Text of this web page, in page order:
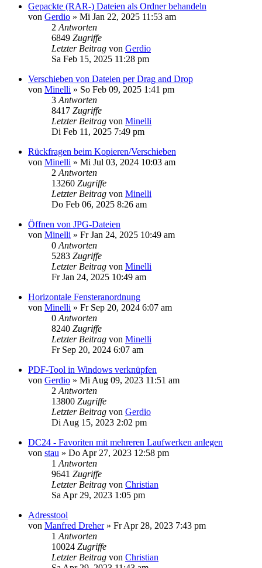
Gepackte (RAR-) Dateien als Ordner behandeln
von Gerdio » Mi Jan 22, 2025 11:53 am
2 Antworten
6849 Zugriffe
Letzter Beitrag von Gerdio
Sa Feb 15, 2025 11:28 pm
Verschieben von Dateien per Drag and Drop
von Minelli » So Feb 09, 2025 1:41 pm
3 Antworten
8417 Zugriffe
Letzter Beitrag von Minelli
Di Feb 11, 2025 7:49 pm
Rückfragen beim Kopieren/Verschieben
von Minelli » Mi Jul 03, 2024 10:03 am
2 Antworten
13260 Zugriffe
Letzter Beitrag von Minelli
Do Feb 06, 2025 8:26 am
Öffnen von JPG-Dateien
von Minelli » Fr Jan 24, 2025 10:49 am
0 Antworten
5283 Zugriffe
Letzter Beitrag von Minelli
Fr Jan 24, 2025 10:49 am
Horizontale Fensteranordnung
von Minelli » Fr Sep 20, 2024 6:07 am
0 Antworten
8240 Zugriffe
Letzter Beitrag von Minelli
Fr Sep 20, 2024 6:07 am
PDF-Tool in Windows verknüpfen
von Gerdio » Mi Aug 09, 2023 11:51 am
2 Antworten
13800 Zugriffe
Letzter Beitrag von Gerdio
Di Aug 15, 2023 2:02 pm
DC24 - Favoriten mit mehreren Laufwerken anlegen
von stau » Do Apr 27, 2023 12:58 pm
1 Antworten
9641 Zugriffe
Letzter Beitrag von Christian
Sa Apr 29, 2023 1:05 pm
Adresstool
von Manfred Dreher» Fr Apr 28, 2023 7:43 pm
1 Antworten
10024 Zugriffe
Letzter Beitrag von Christian